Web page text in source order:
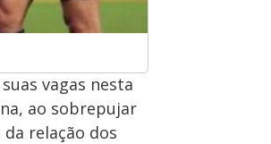
vagas nesta
ao sobrepujar
relação dos